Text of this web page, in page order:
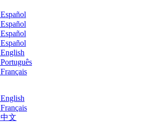
Español
Español
Español
Español
English
Português
Français
English
Français
中文